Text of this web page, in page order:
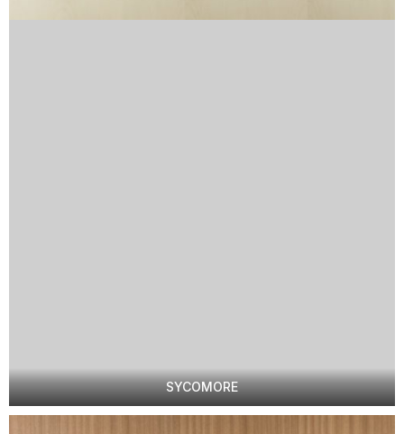
SYCOMORE